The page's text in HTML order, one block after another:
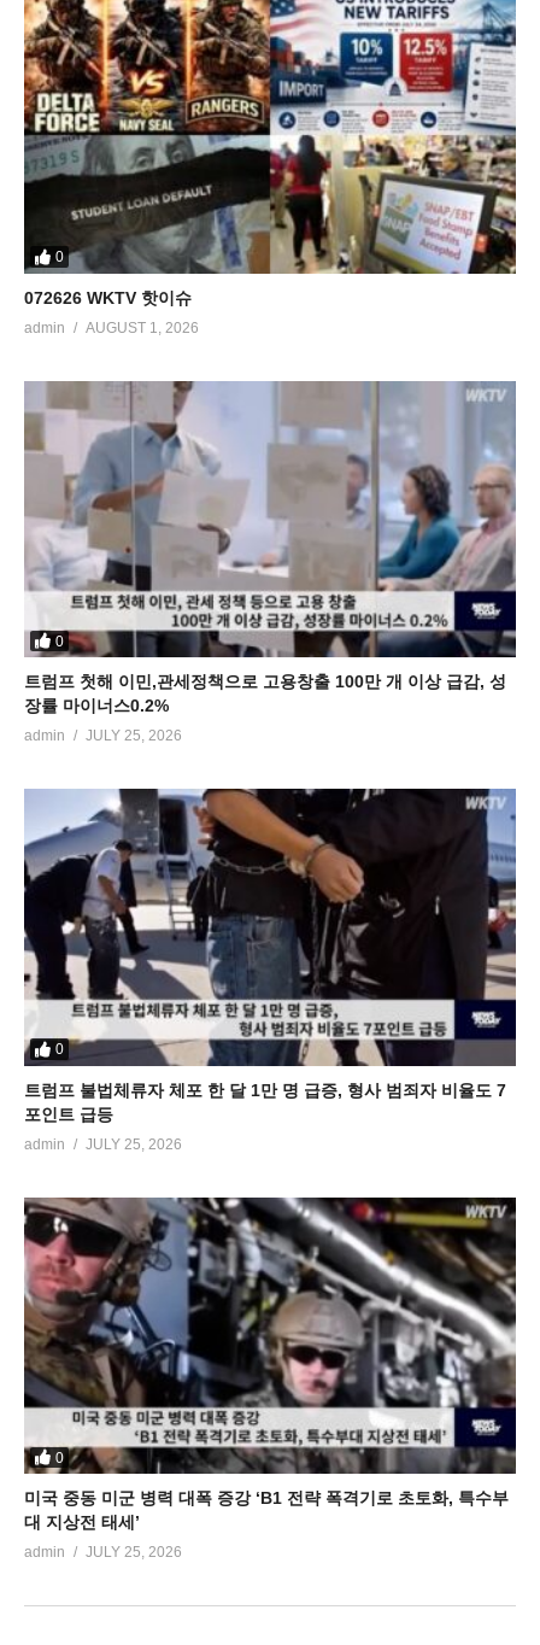
0
072626 WKTV 핫이슈
admin AUGUST 1, 2026
0
트럼프 첫해 이민,관세정책으로 고용창출 100만 개 이상 급감, 성
장률 마이너스0.2%
admin JULY 25, 2026
0
트럼프 불법체류자 체포 한 달 1만 명 급증, 형사 범죄자 비율도 7
포인트 급등
admin JULY 25, 2026
0
미국 중동 미군 병력 대폭 증강 ‘B1 전략 폭격기로 초토화, 특수부
대 지상전 태세’
admin JULY 25, 2026